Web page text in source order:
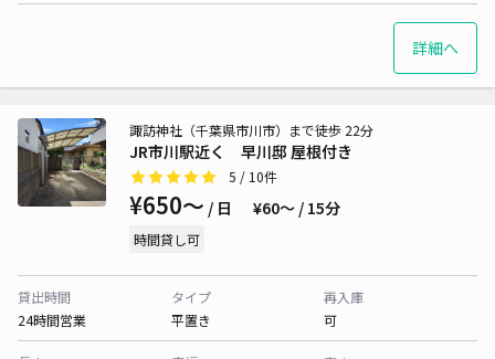
詳細へ
JR市川駅近く 早川邸 屋根付き
諏訪神社（千葉県市川市）まで徒歩 22分
5 / 10件
¥650〜 / 日 ¥60〜 / 15分
時間貸し可
貸出時間
24時間営業
タイプ
平置き
再入庫
可